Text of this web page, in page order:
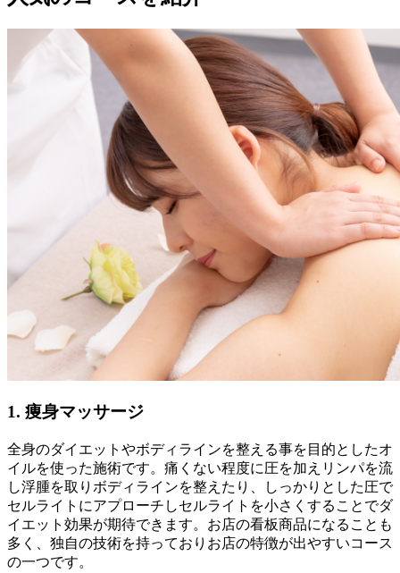
1. 痩身マッサージ
全身のダイエットやボディラインを整える事を目的としたオ
イルを使った施術です。痛くない程度に圧を加えリンパを流
し浮腫を取りボディラインを整えたり、しっかりとした圧で
セルライトにアプローチしセルライトを小さくすることでダ
イエット効果が期待できます。お店の看板商品になることも
多く、独自の技術を持っておりお店の特徴が出やすいコース
の一つです。